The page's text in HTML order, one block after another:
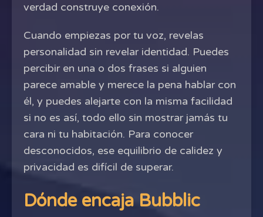
verdad construye conexión.
Cuando empiezas por tu voz, revelas
personalidad sin revelar identidad. Puedes
percibir en una o dos frases si alguien
parece amable y merece la pena hablar con
él, y puedes alejarte con la misma facilidad
si no es así, todo ello sin mostrar jamás tu
cara ni tu habitación. Para conocer
desconocidos, ese equilibrio de calidez y
privacidad es difícil de superar.
Dónde encaja Bubblic